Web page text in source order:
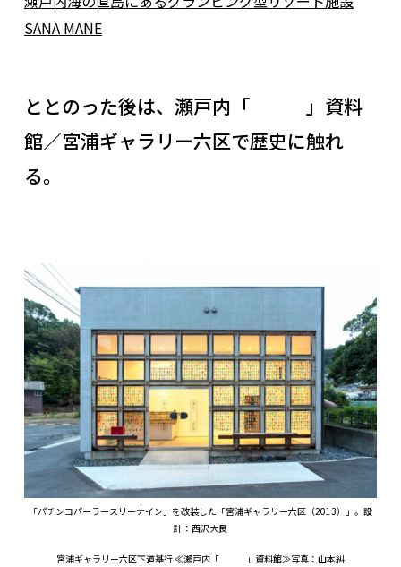
SANA MANE
ととのった後は、瀬戸内「 」資料
館／宮浦ギャラリー六区で歴史に触れ
る。
「パチンコパーラースリーナイン」を改装した「宮浦ギャラリー六区（2013）」。設
計：西沢大良
宮浦ギャラリー六区下道基行 ≪瀬戸内「 」資料館≫写真：山本糾